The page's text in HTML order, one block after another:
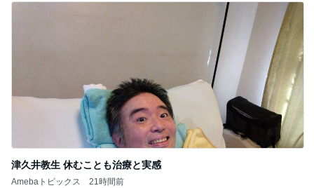
津久井教生 休むことも治療と実感
Amebaトピックス 21時間前